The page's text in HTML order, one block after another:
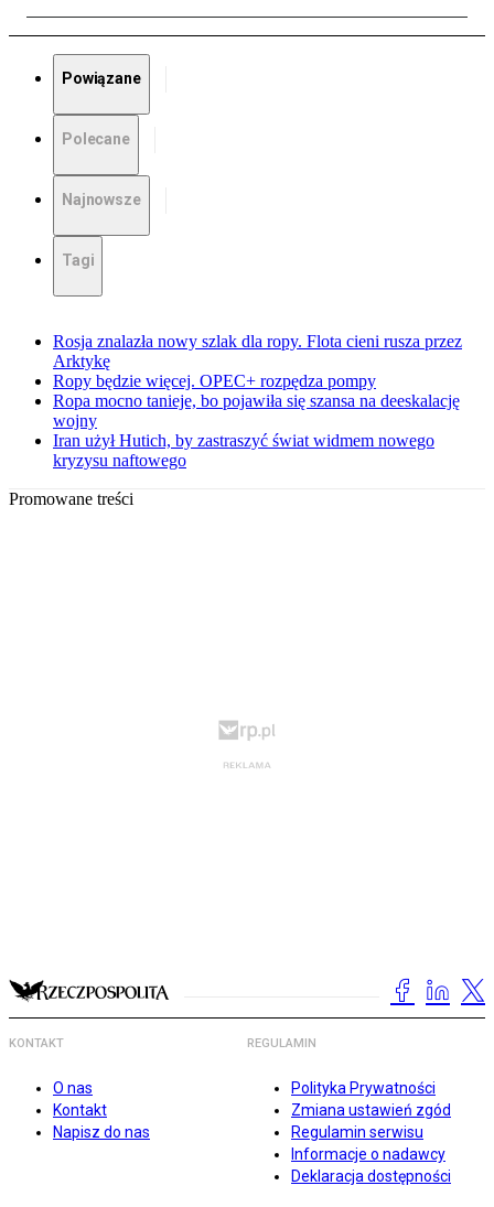
Powiązane
Polecane
Najnowsze
Tagi
Rosja znalazła nowy szlak dla ropy. Flota cieni rusza przez
Arktykę
Ropy będzie więcej. OPEC+ rozpędza pompy
Ropa mocno tanieje, bo pojawiła się szansa na deeskalację
wojny
Iran użył Hutich, by zastraszyć świat widmem nowego
kryzysu naftowego
Promowane treści
KONTAKT
O nas
Kontakt
Napisz do nas
REGULAMIN
Polityka Prywatności
Zmiana ustawień zgód
Regulamin serwisu
Informacje o nadawcy
Deklaracja dostępności